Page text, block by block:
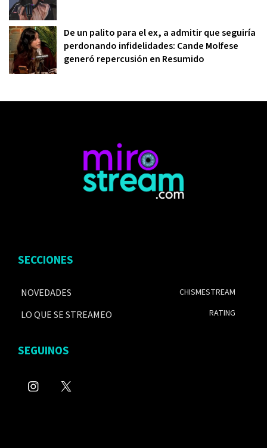
De un palito para el ex, a admitir que seguiría
perdonando infidelidades: Cande Molfese
generó repercusión en Resumido
SECCIONES
NOVEDADES
LO QUE SE STREAMEO
CHISMESTREAM
RATING
SEGUINOS